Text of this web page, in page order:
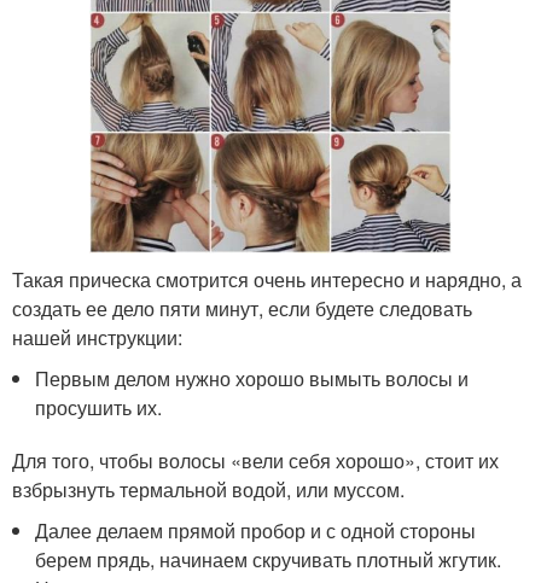
Такая прическа смотрится очень интересно и нарядно, а
создать ее дело пяти минут, если будете следовать
нашей инструкции:
Первым делом нужно хорошо вымыть волосы и
просушить их.
Для того, чтобы волосы «вели себя хорошо», стоит их
взбрызнуть термальной водой, или муссом.
Далее делаем прямой пробор и с одной стороны
берем прядь, начинаем скручивать плотный жгутик.